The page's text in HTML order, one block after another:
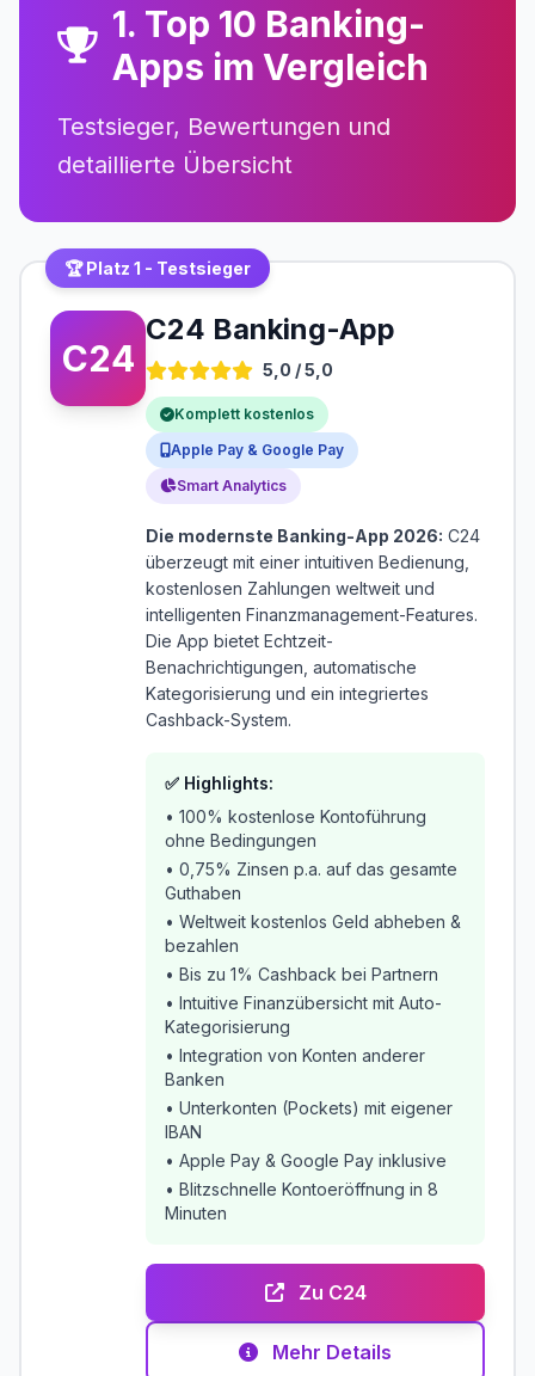
1. Top 10 Banking-
Apps im Vergleich
Testsieger, Bewertungen und
detaillierte Übersicht
🏆 Platz 1 - Testsieger
C24
C24 Banking-App
5,0 / 5,0
Komplett kostenlos
Apple Pay & Google Pay
Smart Analytics
Die modernste Banking-App 2026: C24
überzeugt mit einer intuitiven Bedienung,
kostenlosen Zahlungen weltweit und
intelligenten Finanzmanagement-Features.
Die App bietet Echtzeit-
Benachrichtigungen, automatische
Kategorisierung und ein integriertes
Cashback-System.
✅ Highlights:
• 100% kostenlose Kontoführung
ohne Bedingungen
• 0,75% Zinsen p.a. auf das gesamte
Guthaben
• Weltweit kostenlos Geld abheben &
bezahlen
• Bis zu 1% Cashback bei Partnern
• Intuitive Finanzübersicht mit Auto-
Kategorisierung
• Integration von Konten anderer
Banken
• Unterkonten (Pockets) mit eigener
IBAN
• Apple Pay & Google Pay inklusive
• Blitzschnelle Kontoeröffnung in 8
Minuten
Zu C24
Mehr Details